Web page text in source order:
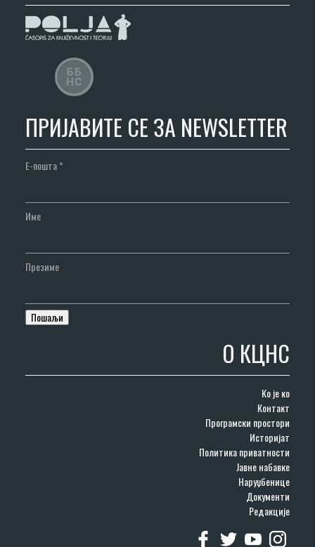
ПРИЈАВИТЕ СЕ ЗА NEWSLETTER
Е-пошта*
Име
Презиме
О КЦНС
Ко је ко
Контакт
Програмски простори
Историјат
Политика приватности
Јавне набавке
Наруџбенице
Документи
Редакције